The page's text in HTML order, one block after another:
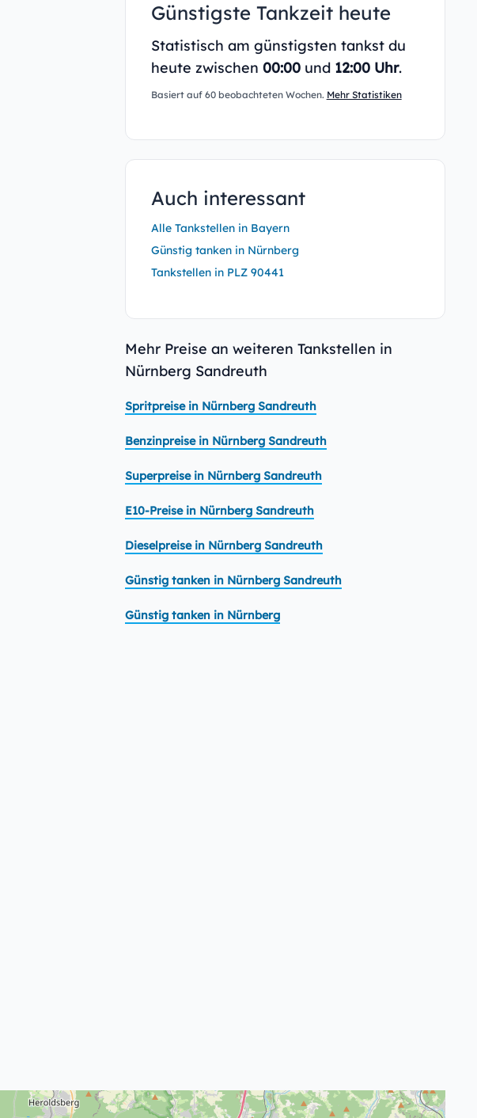
Günstigste Tankzeit heute
Statistisch am günstigsten tankst du
heute zwischen 00:00und 12:00 Uhr.
Basiert auf 60 beobachteten Wochen. Mehr Statistiken
Auch interessant
Alle Tankstellen in Bayern
Günstig tanken in Nürnberg
Tankstellen in PLZ 90441
Mehr Preise an weiteren Tankstellen in
Nürnberg Sandreuth
Spritpreise in Nürnberg Sandreuth
Benzinpreise in Nürnberg Sandreuth
Superpreise in Nürnberg Sandreuth
E10-Preise in Nürnberg Sandreuth
Dieselpreise in Nürnberg Sandreuth
Günstig tanken in Nürnberg Sandreuth
Günstig tanken in Nürnberg